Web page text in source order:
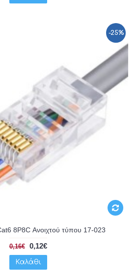
-25%
8P8C Ανοιχτού τύπου 17-023
0,16€ 0,12€
Καλάθι